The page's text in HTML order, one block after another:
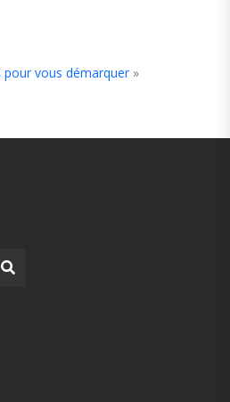
pour vous démarquer »